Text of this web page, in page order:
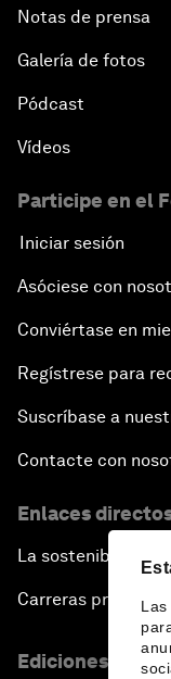
Notas de prensa
Galería de fotos
Pódcast
Vídeos
Participe en el
Iniciar sesión
Asóciese con
Conviértase en
Regístrese para
Suscríbase a
Contacte con
Enlaces
La sostenibilidad
Carreras
Ediciones en